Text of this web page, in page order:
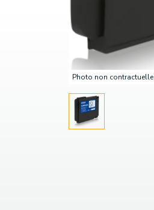
Photo non contractuelle